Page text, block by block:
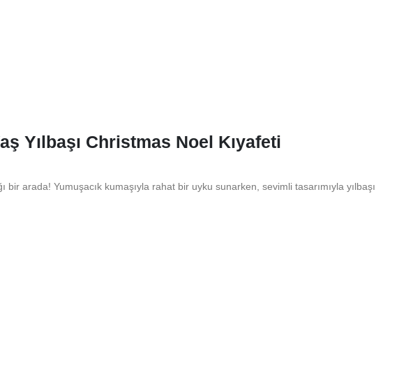
Yılbaşı Christmas Noel Kıyafeti
bir arada! Yumuşacık kumaşıyla rahat bir uyku sunarken, sevimli tasarımıyla yılbaşı